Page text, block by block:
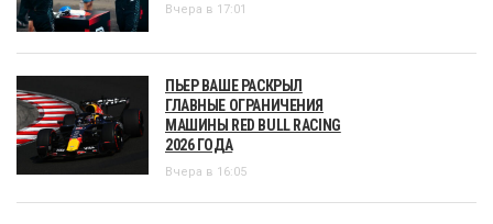
Вчера в 17:01
ПЬЕР ВАШЕ РАСКРЫЛ
ГЛАВНЫЕ ОГРАНИЧЕНИЯ
МАШИНЫ RED BULL RACING
2026 ГОДА
Вчера в 16:05